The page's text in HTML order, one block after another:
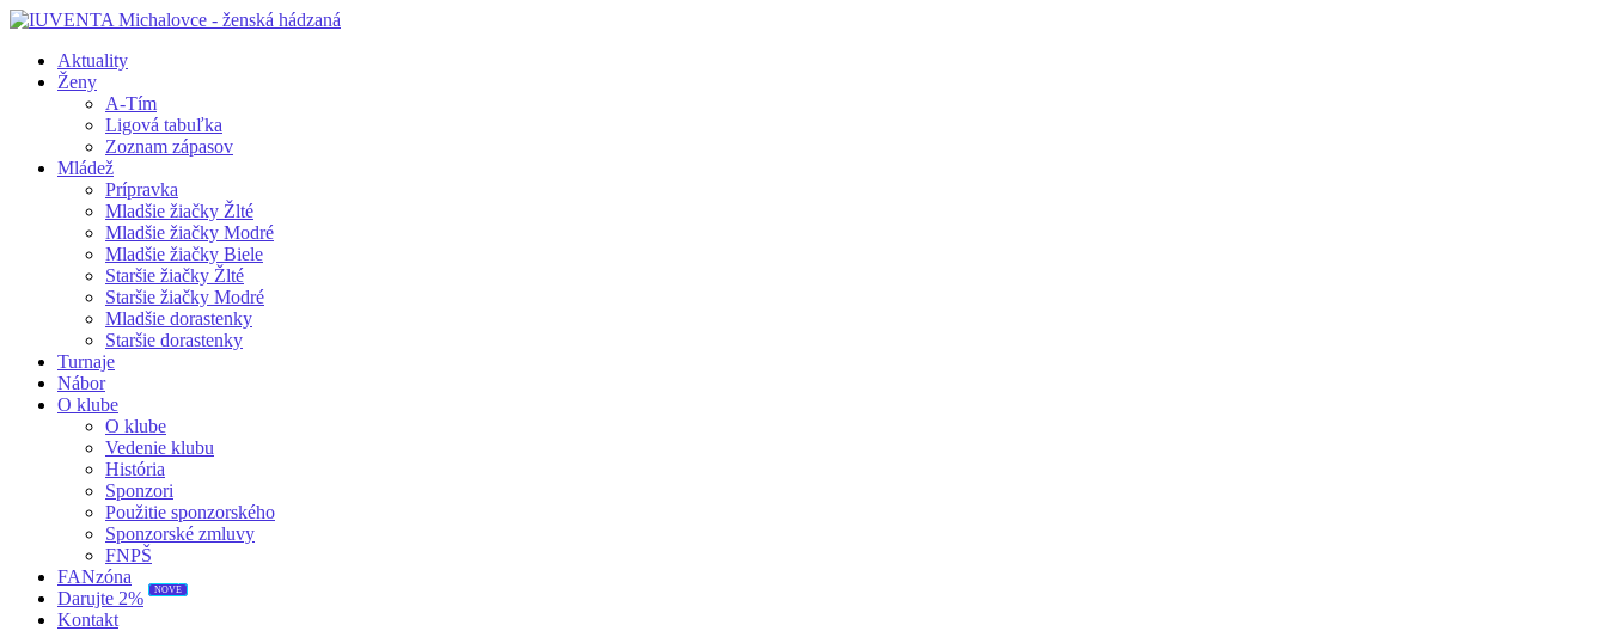
Aktuality
Ženy
A-Tím
Ligová tabuľka
Zoznam zápasov
Mládež
Prípravka
Mladšie žiačky Žlté
Mladšie žiačky Modré
Mladšie žiačky Biele
Staršie žiačky Žlté
Staršie žiačky Modré
Mladšie dorastenky
Staršie dorastenky
Turnaje
Nábor
O klube
O klube
Vedenie klubu
História
Sponzori
Použitie sponzorského
Sponzorské zmluvy
FNPŠ
FANzóna
Darujte 2%
NOVÉ
Kontakt